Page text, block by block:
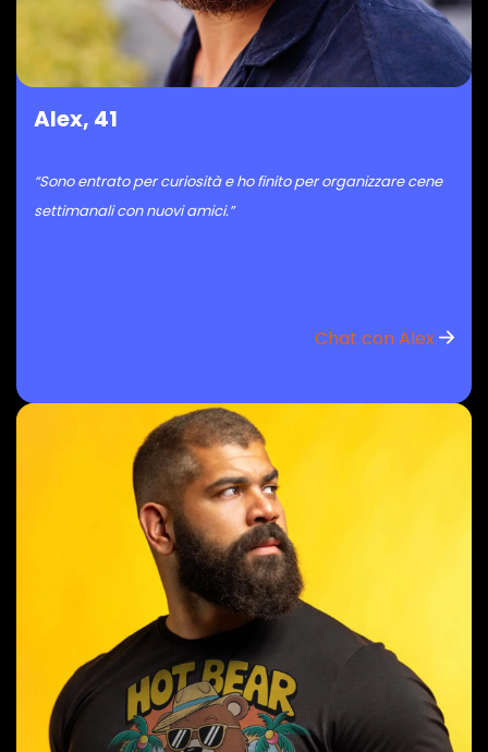
Alex, 41
“Sono entrato per curiosità e ho finito per organizzare cene
settimanali con nuovi amici.”
Chat con Alex